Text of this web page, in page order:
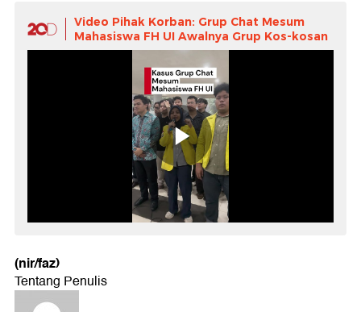
Video Pihak Korban: Grup Chat Mesum
Mahasiswa FH UI Awalnya Grup Kos-kosan
(nir/faz)